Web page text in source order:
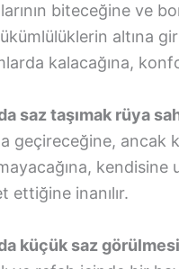
biteceğine ve
altına
kalacağına,
saz taşımak rüya
geçireceğine, ancak
kendisine
ettiğine inanılır.
küçük saz görülmesi